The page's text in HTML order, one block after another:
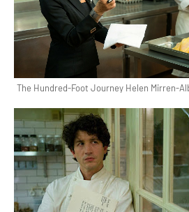
The Hundred-Foot Journey Helen Mirren-